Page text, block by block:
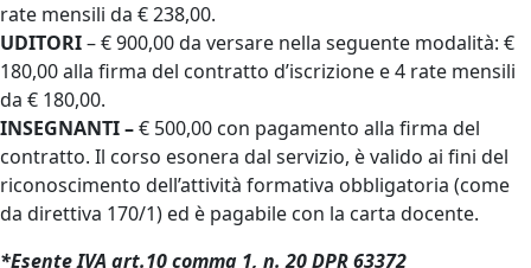
rate mensili da € 238,00.
UDITORI– € 900,00 da versare nella seguente modalità: €
180,00 alla firma del contratto d’iscrizione e 4 rate mensili
da € 180,00.
INSEGNANTI –€ 500,00 con pagamento alla firma del
contratto. Il corso esonera dal servizio, è valido ai fini del
riconoscimento dell’attività formativa obbligatoria (come
da direttiva 170/1) ed è pagabile con la carta docente.
*Esente IVA art.10 comma 1, n. 20 DPR 63372